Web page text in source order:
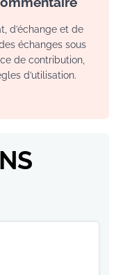
d’échange et de
échanges sous
de contribution,
d’utilisation.